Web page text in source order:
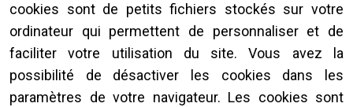
cookies sont de petits fichiers stockés sur votre
ordinateur qui permettent de personnaliser et de
faciliter votre utilisation du site. Vous avez la
possibilité de désactiver les cookies dans les
paramètres de votre navigateur. Les cookies sont